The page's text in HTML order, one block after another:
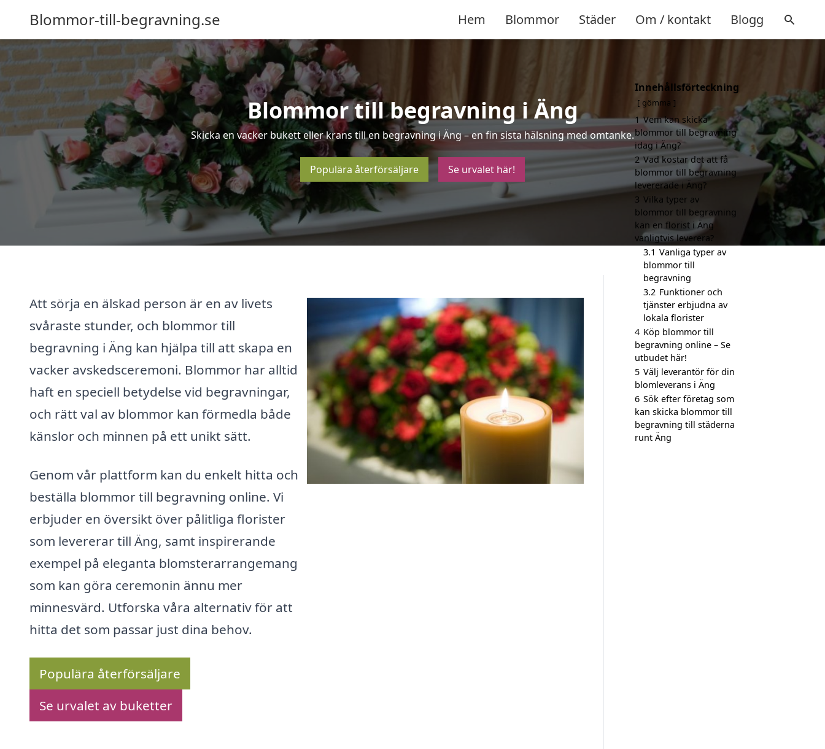
Blommor-till-begravning.se Hem Blommor Städer Om / kontakt Blogg
Blommor till begravning i Äng
Skicka en vacker bukett eller krans till en begravning i Äng – en fin sista hälsning med omtanke.
Populära återförsäljare Se urvalet här!
Att sörja en älskad person är en av livets
svåraste stunder, och blommor till
begravning i Äng kan hjälpa till att skapa en
vacker avskedsceremoni. Blommor har alltid
haft en speciell betydelse vid begravningar,
och rätt val av blommor kan förmedla både
känslor och minnen på ett unikt sätt.
Genom vår plattform kan du enkelt hitta och
beställa blommor till begravning online. Vi
erbjuder en översikt över pålitliga florister
som levererar till Äng, samt inspirerande
exempel på eleganta blomsterarrangemang
som kan göra ceremonin ännu mer
minnesvärd. Utforska våra alternativ för att
hitta det som passar just dina behov.
Populära återförsäljare
Se urvalet av buketter
Innehållsförteckning
gömma
1 Vem kan skicka
blommor till begravning
idag i Äng?
2 Vad kostar det att få
blommor till begravning
levererade i Äng?
3 Vilka typer av
blommor till begravning
kan en florist i Äng
vanligtvis leverera?
3.1 Vanliga typer av
blommor till
begravning
3.2 Funktioner och
tjänster erbjudna av
lokala florister
4 Köp blommor till
begravning online – Se
utbudet här!
5 Välj leverantör för din
blomleverans i Äng
6 Sök efter företag som
kan skicka blommor till
begravning till städerna
runt Äng